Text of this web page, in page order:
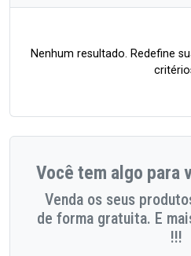
Nenhum resultado. Redefine
Você tem algo para
Venda os seus
de forma gratuita. E
!!!